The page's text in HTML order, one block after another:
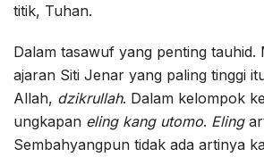
titik, Tuhan.
Dalam tasawuf yang penting tauhid.
ajaran Siti Jenar yang paling tinggi
Allah, dzikrullah. Dalam kelompok
ungkapan eling kang utomo. Eling
Sembahyangpun tidak ada artinya